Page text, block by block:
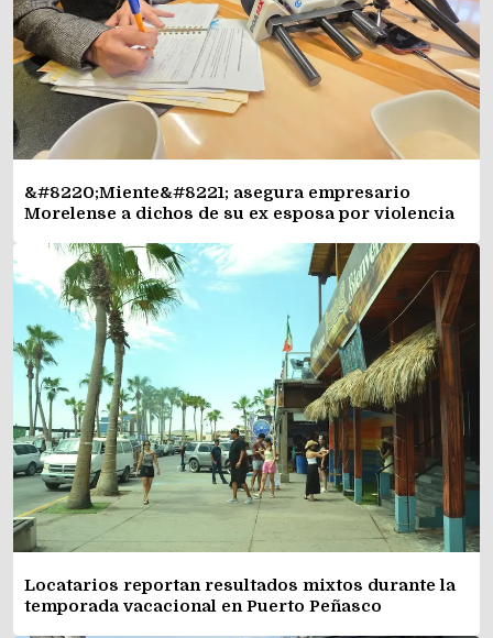
&#8220;Miente&#8221; asegura empresario
Morelense a dichos de su ex esposa por violencia
Locatarios reportan resultados mixtos durante la
temporada vacacional en Puerto Peñasco